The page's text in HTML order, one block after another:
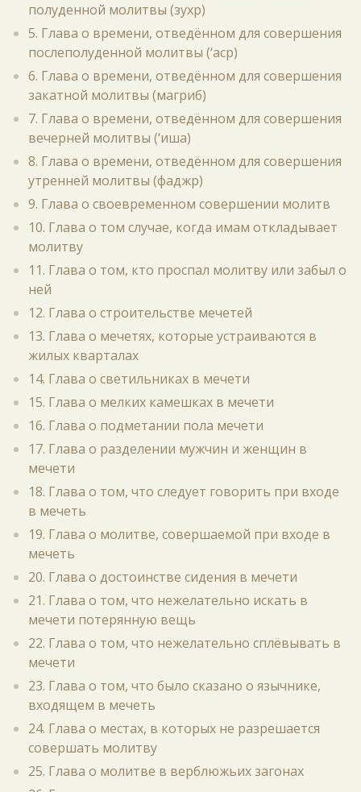
полуденной молитвы (зухр)
5. Глава о времени, отведённом для совершения
послеполуденной молитвы (‘аср)
6. Глава о времени, отведённом для совершения
закатной молитвы (магриб)
7. Глава о времени, отведённом для совершения
вечерней молитвы (‘иша)
8. Глава о времени, отведённом для совершения
утренней молитвы (фаджр)
9. Глава о своевременном совершении молитв
10. Глава о том случае, когда имам откладывает
молитву
11. Глава о том, кто проспал молитву или забыл о
ней
12. Глава о строительстве мечетей
13. Глава о мечетях, которые устраиваются в
жилых кварталах
14. Глава о светильниках в мечети
15. Глава о мелких камешках в мечети
16. Глава о подметании пола мечети
17. Глава о разделении мужчин и женщин в
мечети
18. Глава о том, что следует говорить при входе
в мечеть
19. Глава о молитве, совершаемой при входе в
мечеть
20. Глава о достоинстве сидения в мечети
21. Глава о том, что нежелательно искать в
мечети потерянную вещь
22. Глава о том, что нежелательно сплёвывать в
мечети
23. Глава о том, что было сказано о язычнике,
входящем в мечеть
24. Глава о местах, в которых не разрешается
совершать молитву
25. Глава о молитве в верблюжьих загонах